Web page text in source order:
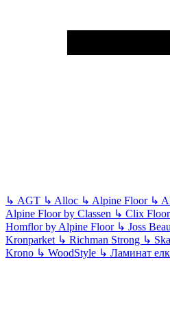
↳ AGT ↳ Alloc ↳ Alpine Floor ↳
Alpine Floor by Classen ↳ Clix Floor
Homflor by Alpine Floor ↳ Joss
Kronparket ↳ Richman Strong ↳
Krono ↳ WoodStyle ↳ Ламинат